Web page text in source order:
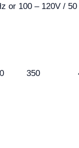
or 100 – 120V /
350